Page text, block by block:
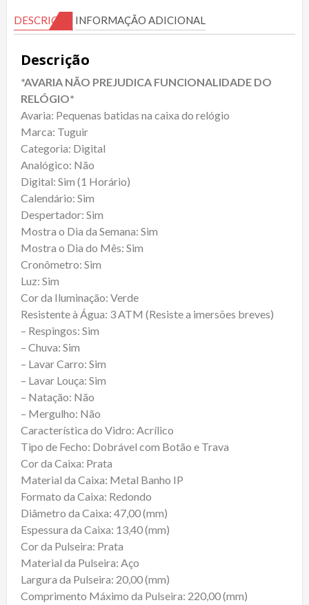
DESCRIÇÃO INFORMAÇÃO ADICIONAL
Descrição
*AVARIA NÃO PREJUDICA FUNCIONALIDADE DO
RELÓGIO*
Avaria: Pequenas batidas na caixa do relógio
Marca: Tuguir
Categoria: Digital
Analógico: Não
Digital: Sim (1 Horário)
Calendário: Sim
Despertador: Sim
Mostra o Dia da Semana: Sim
Mostra o Dia do Mês: Sim
Cronômetro: Sim
Luz: Sim
Cor da Iluminação: Verde
Resistente à Água: 3 ATM (Resiste a imersões breves)
– Respingos: Sim
– Chuva: Sim
– Lavar Carro: Sim
– Lavar Louça: Sim
– Natação: Não
– Mergulho: Não
Característica do Vidro: Acrílico
Tipo de Fecho: Dobrável com Botão e Trava
Cor da Caixa: Prata
Material da Caixa: Metal Banho IP
Formato da Caixa: Redondo
Diâmetro da Caixa: 47,00 (mm)
Espessura da Caixa: 13,40 (mm)
Cor da Pulseira: Prata
Material da Pulseira: Aço
Largura da Pulseira: 20,00 (mm)
Comprimento Máximo da Pulseira: 220,00 (mm)